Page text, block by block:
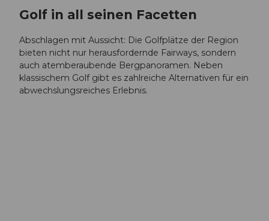
Golf in all seinen Facetten
Abschlagen mit Aussicht: Die Golfplätze der Region
bieten nicht nur herausfordernde Fairways, sondern
auch atemberaubende Bergpanoramen. Neben
klassischem Golf gibt es zahlreiche Alternativen für ein
abwechslungsreiches Erlebnis.